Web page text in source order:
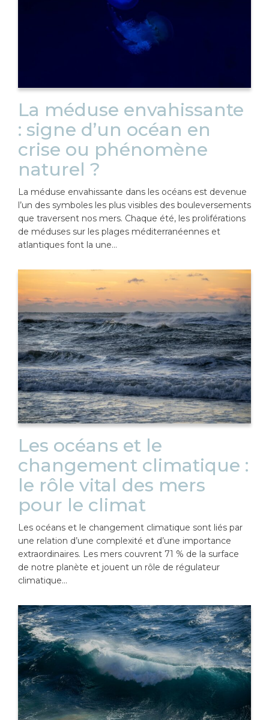
La méduse envahissante
: signe d’un océan en
crise ou phénomène
naturel ?
La méduse envahissante dans les océans est devenue
l’un des symboles les plus visibles des bouleversements
que traversent nos mers. Chaque été, les proliférations
de méduses sur les plages méditerranéennes et
atlantiques font la une…
Les océans et le
changement climatique :
le rôle vital des mers
pour le climat
Les océans et le changement climatique sont liés par
une relation d’une complexité et d’une importance
extraordinaires. Les mers couvrent 71 % de la surface
de notre planète et jouent un rôle de régulateur
climatique…